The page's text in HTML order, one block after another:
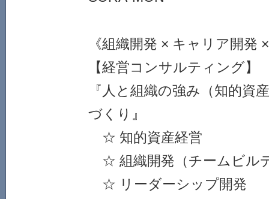
《組織開発 × キャリア開発
【経営コンサルティング】
『人と組織の強み（知的資
づくり』
☆ 知的資産経営
☆ 組織開発（チームビル
☆ リーダーシップ開発